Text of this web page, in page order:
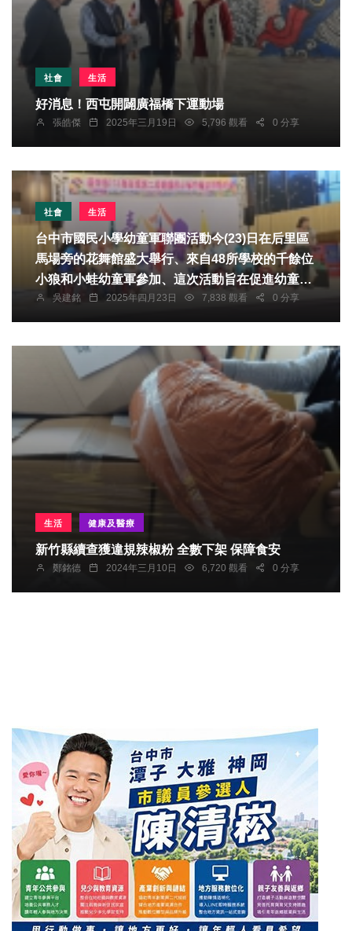
社會 生活
好消息！西屯開闢廣福橋下運動場
張皓傑 2025年三月19日 5,796 觀看 0 分享
社會 生活
台中市國民小學幼童軍聯團活動今(23)日在后里區
馬場旁的花舞館盛大舉行、來自48所學校的千餘位
小狼和小蛙幼童軍參加、這次活動旨在促進幼童軍
之間的交流與合作，培養孩子們的團隊精神和社會
責任感。
吳建銘 2025年四月23日 7,838 觀看 0 分享
生活 健康及醫療
新竹縣續查獲違規辣椒粉 全數下架 保障食安
鄭銘德 2024年三月10日 6,720 觀看 0 分享